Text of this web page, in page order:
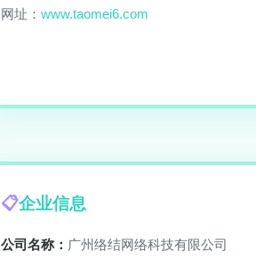
网址： www.taomei6.com
企业信息
公司名称： 广州络结网络科技有限公司